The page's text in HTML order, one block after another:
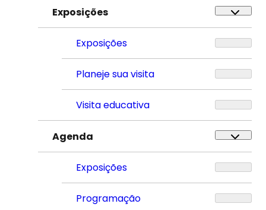
Exposições
Exposições
Planeje sua visita
Visita educativa
Agenda
Exposições
Programação